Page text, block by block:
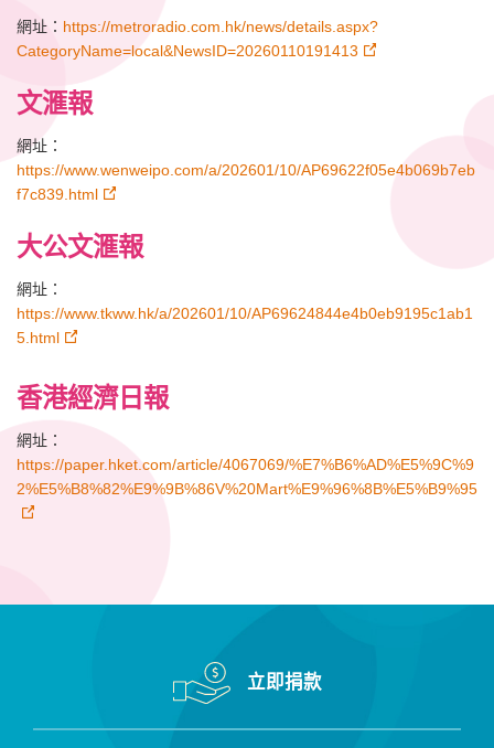
網址： https://metroradio.com.hk/news/details.aspx?
CategoryName=local&NewsID=20260110191413
文滙報
網址：
https://www.wenweipo.com/a/202601/10/AP69622f05e4b069b7eb
f7c839.html
大公文滙報
網址：
https://www.tkww.hk/a/202601/10/AP69624844e4b0eb9195c1ab1
5.html
香港經濟日報
網址：
https://paper.hket.com/article/4067069/%E7%B6%AD%E5%9C%9
2%E5%B8%82%E9%9B%86V%20Mart%E9%96%8B%E5%B9%95
立即捐款